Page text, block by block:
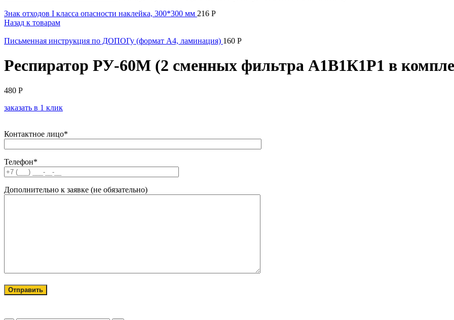
Знак отходов I класса опасности наклейка, 300*300 мм 216 Р
Назад к товарам
Письменная инструкция по ДОПОГу (формат А4, ламинация) 160 Р
Респиратор РУ-60М (2 сменных фильтра А1В1К1Р1 в
480 Р
заказать в 1 клик
Контактное лицо*
Телефон*
Дополнительно к заявке (не обязательно)